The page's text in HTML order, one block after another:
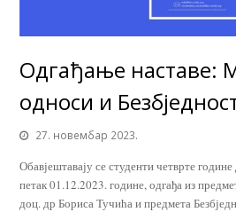
Одгађање наставе:
односи и
27. новембар 2023.
Обавјештавају се студенти четврте
петак 01.12.2023. године, одгађа из
доц. др Бориса Тучића и предмета